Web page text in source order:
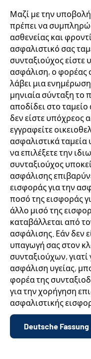
Μαζί με την
πρέπει να
ασθενείας και
ασφαλιστικό σας
συνταξιούχος είστε
ασφάλιση, ο φορέας
λάβει μια
μηνιαία σύνταξη το
αποδίδει στο
δεν είστε υπόχρεος
εγγραφείτε
ασφαλιστικά ταμεία
να επιλέξετε την
συνταξιούχος
ασφάλισης
εισφοράς για την
ποσό της εισφοράς
άλλο μισό της
καταβάλλεται από
ασφάλισης. Εάν δεν
υπαγωγή σας στον
συνταξιούχων, γιατί
ασφάλιση υγείας,
φορέα της
για την χορήγηση
ασφαλιστικής
Deutsche Fassung